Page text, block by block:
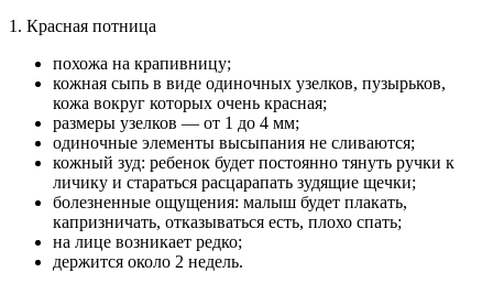
1. Красная потница
похожа на крапивницу;
кожная сыпь в виде одиночных узелков, пузырьков,
кожа вокруг которых очень красная;
размеры узелков — от 1 до 4 мм;
одиночные элементы высыпания не сливаются;
кожный зуд: ребенок будет постоянно тянуть ручки к
личику и стараться расцарапать зудящие щечки;
болезненные ощущения: малыш будет плакать,
капризничать, отказываться есть, плохо спать;
на лице возникает редко;
держится около 2 недель.